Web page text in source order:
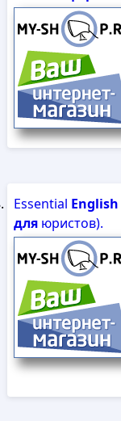
Essential English
дляюристов).